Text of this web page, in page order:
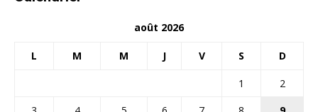
août 2026
L M M J V S D
1
2